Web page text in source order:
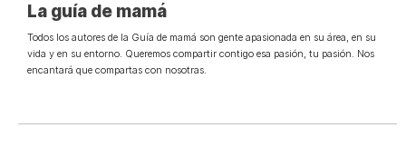
La guía de mamá
Todos los autores de la Guía de mamá son gente apasionada en su área, en su
vida y en su entorno. Queremos compartir contigo esa pasión, tu pasión. Nos
encantará que compartas con nosotras.